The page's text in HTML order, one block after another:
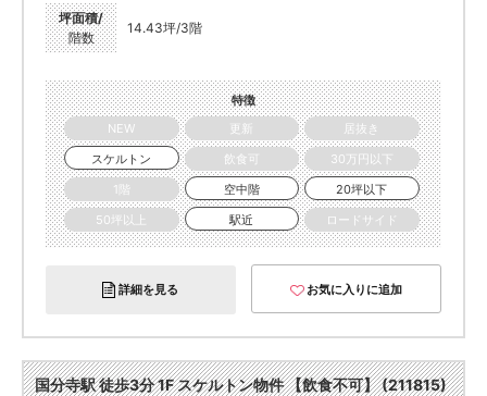
坪面積/
階数
14.43坪/3階
特徴
NEW
更新
居抜き
スケルトン
飲食可
30万円以下
1階
空中階
20坪以下
50坪以上
駅近 ロードサイド
詳細を見る お気に入りに追加
国分寺駅 徒歩3分 1F スケルトン物件 【飲食不可】 (211815)